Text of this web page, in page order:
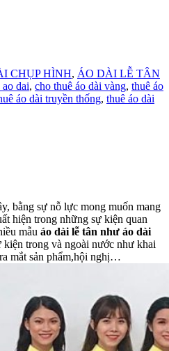
CHỤP HÌNH, ÁO DÀI LỄ TÂN
dai, cho thuê áo dài vàng, thuê áo
áo dài truyền thống, thuê áo dài
bằng sự nỗ lực mong muốn mang
hiện trong những sự kiện quan
mẫu áo dài lễ tân như áo dài
kiện trong và ngoài nước như khai
mắt sản phẩm,hội nghị…